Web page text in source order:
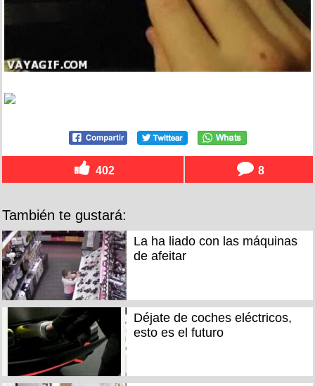
402 8
También te gustará:
La ha liado con las máquinas
de afeitar
Déjate de coches eléctricos,
esto es el futuro